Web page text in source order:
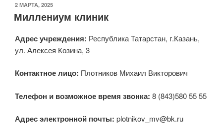
ОПУБЛИКОВАНО
2 МАРТА, 2025
Миллениум клиник
Адрес учреждения: Республика Татарстан, г.Казань,
ул. Алексея Козина, 3
Контактное лицо: Плотников Михаил Викторович
Телефон и возможное время звонка: 8 (843)580 55 55
Адрес электронной почты: plotnikov_mv@bk.ru